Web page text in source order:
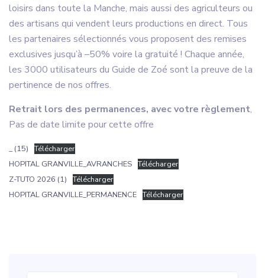
loisirs dans toute la Manche, mais aussi des agriculteurs ou
des artisans qui vendent leurs productions en direct. Tous
les partenaires sélectionnés vous proposent des remises
exclusives jusqu’à –50% voire la gratuité ! Chaque année,
les 3000 utilisateurs du Guide de Zoé sont la preuve de la
pertinence de nos offres.
Retrait lors des permanences, avec votre règlement,
Pas de date limite pour cette offre
_ (15)
Télécharger
HOPITAL GRANVILLE_AVRANCHES Télécharger
Z-TUTO 2026 (1)
Télécharger
HOPITAL GRANVILLE_PERMANENCE Télécharger